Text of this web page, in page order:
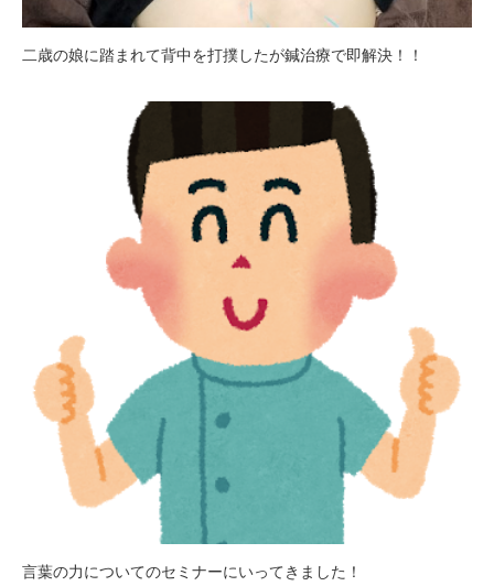
二歳の娘に踏まれて背中を打撲したが鍼治療で即解決！！
言葉の力についてのセミナーにいってきました！